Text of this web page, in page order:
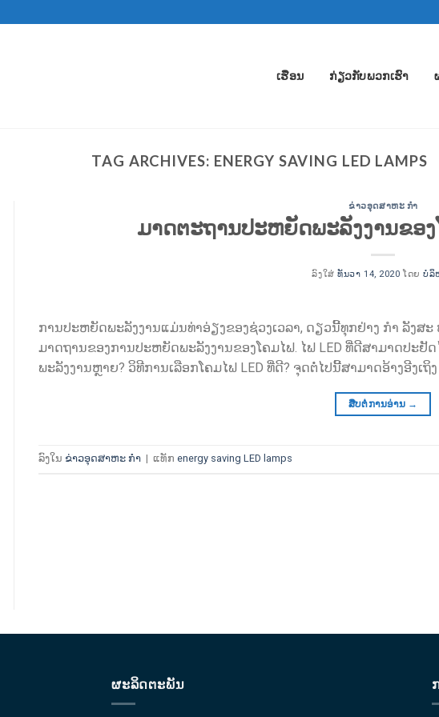
ເຮືອນ ກ່ຽວ​ກັບ​ພວກ​ເຮົາ
TAG ARCHIVES: ENERGY SAVING LED LAMPS
ຂ່າວອຸດສາຫະ ກຳ
ມາດຕະຖານປະຫຍັດພະລັງງານຂອ
ລົງໃສ່ທັນວາ 14, 2020 ໂດຍບໍລິ
ການປະຫຍັດພະລັງງານແມ່ນທ່າອ່ຽງຂອງຊ່ວງເວລາ, ດຽວນີ້ທຸກຢ່າງ ກຳ ລັງສ
ມາດຖານຂອງການປະຫຍັດພະລັງງານຂອງໂຄມໄຟ. ໄຟ LED ທີ່ດີສາມາດປະຢັ
ພະລັງງານຫຼາຍ? ວິທີການເລືອກໂຄມໄຟ LED ທີ່ດີ? ຈຸດຕໍ່ໄປນີ້ສາມາດອ້າງອີງເຖິງ
ສືບຕໍ່ການອ່ານ →
ລົງໃນ ຂ່າວອຸດສາຫະ ກຳ | ແທັກ energy saving LED lamps
ຜະລິດຕະພັນ